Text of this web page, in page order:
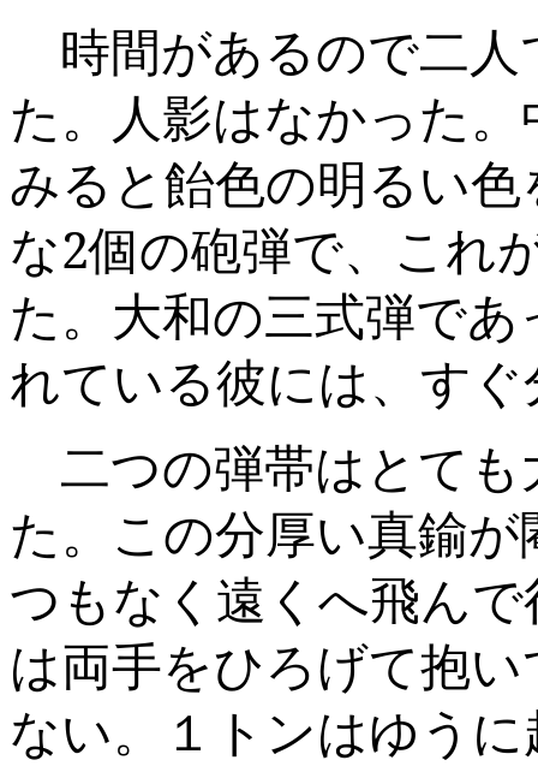
時間があるので二人
た。人影はなかった
みると飴色の明るい
な2個の砲弾で、これ
た。大和の三式弾であ
れている彼には、す
二つの弾帯はとても
た。この分厚い真鍮
つもなく遠くへ飛ん
は両手をひろげて抱
ない。１トンはゆう